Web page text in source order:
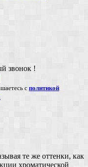
звонок !
с политикой
те же оттенки, как
хроматической